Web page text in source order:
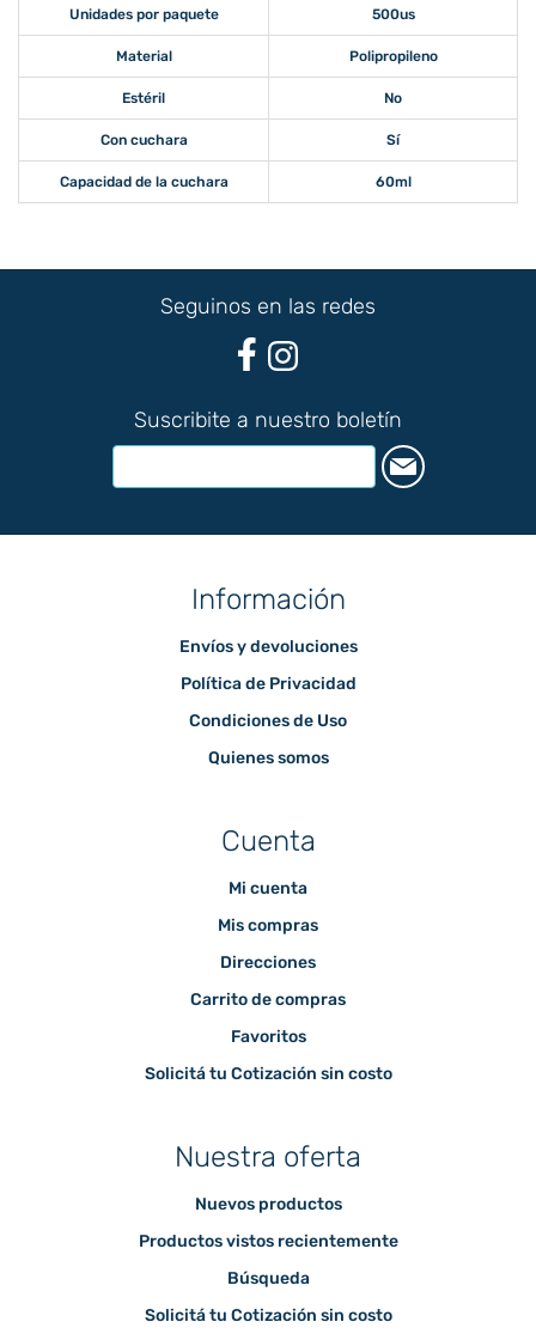
Unidades por paquete 500us
Material Polipropileno
Estéril No
Con cuchara Sí
Capacidad de la cuchara 60ml
Seguinos en las redes
Suscribite a nuestro boletín
Información
Envíos y devoluciones
Política de Privacidad
Condiciones de Uso
Quienes somos
Cuenta
Mi cuenta
Mis compras
Direcciones
Carrito de compras
Favoritos
Solicitá tu Cotización sin costo
Nuestra oferta
Nuevos productos
Productos vistos recientemente
Búsqueda
Solicitá tu Cotización sin costo